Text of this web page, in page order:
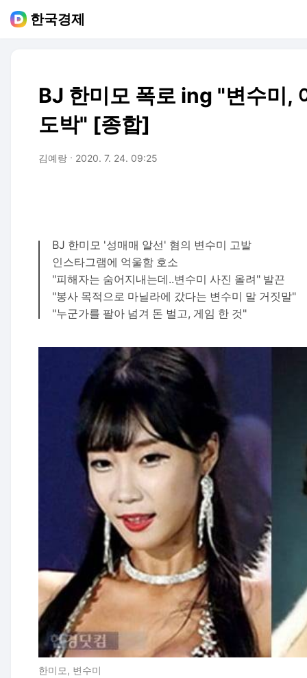
한국경제
BJ 한미모 폭로 ing "변수미,
도박" [종합]
김예랑 2020. 7. 24. 09:25
BJ 한미모 '성매매 알선' 혐의 변수미 고발
인스타그램에 억울함 호소
"피해자는 숨어지내는데..변수미 사진 올려" 발끈
"봉사 목적으로 마닐라에 갔다는 변수미 말 거짓말"
"누군가를 팔아 넘겨 돈 벌고, 게임 한 것"
한미모, 변수미